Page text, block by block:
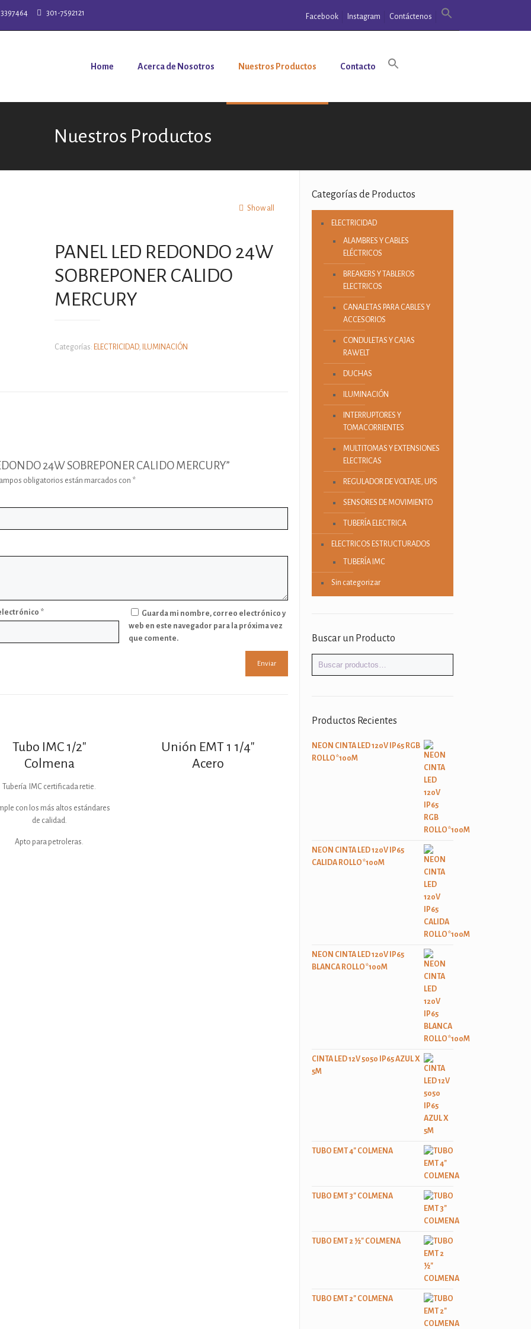
301-7592121 Facebook Instagram Contáctenos
Home Acerca de Nosotros Nuestros Productos Contacto
Nuestros Productos
Show all
PANEL LED REDONDO 24W
SOBREPONER CALIDO
MERCURY
Categorías: ELECTRICIDAD, ILUMINACIÓN
24W SOBREPONER CALIDO MERCURY”
obligatorios están marcados con *
*
Guarda mi nombre, correo electrónico y
web en este navegador para la próxima vez
que comente.
Tubo IMC 1/2″
Colmena
Tubería IMC certificada retie.
con los más altos estándares
de calidad.
Apto para petroleras.
Unión EMT 1 1/4″
Acero
Categorías de Productos
ELECTRICIDAD
ALAMBRES Y CABLES
ELÉCTRICOS
BREAKERS Y TABLEROS
ELECTRICOS
CANALETAS PARA CABLES Y
ACCESORIOS
CONDULETAS Y CAJAS
RAWELT
DUCHAS
ILUMINACIÓN
INTERRUPTORES Y
TOMACORRIENTES
MULTITOMAS Y EXTENSIONES
ELECTRICAS
REGULADOR DE VOLTAJE, UPS
SENSORES DE MOVIMIENTO
TUBERÍA ELECTRICA
ELECTRICOS ESTRUCTURADOS
TUBERÍA IMC
Sin categorizar
Buscar un Producto
Productos Recientes
NEON CINTA LED 120V IP65 RGB
ROLLO*100M
NEON CINTA LED 120V IP65
CALIDA ROLLO*100M
NEON CINTA LED 120V IP65
BLANCA ROLLO*100M
CINTA LED 12V 5050 IP65 AZUL X
5M
TUBO EMT 4" COLMENA
TUBO EMT 3" COLMENA
TUBO EMT 2 ½" COLMENA
TUBO EMT 2" COLMENA